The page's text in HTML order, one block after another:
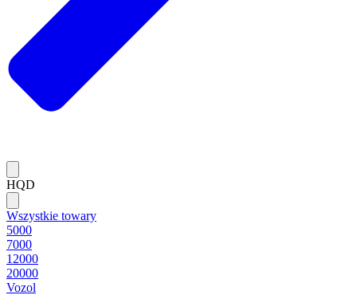
HQD
Wszystkie towary
5000
7000
12000
20000
Vozol